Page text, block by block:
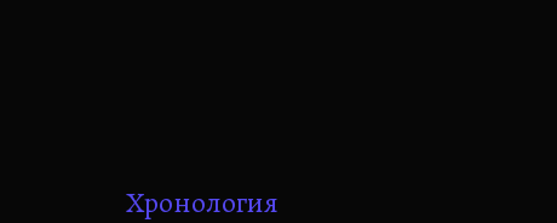
Хронология